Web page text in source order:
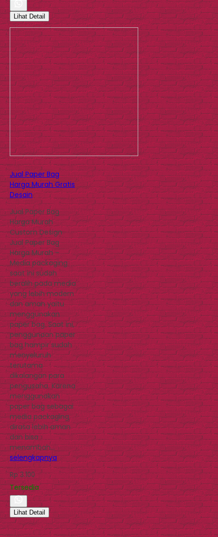
Lihat Detail
Jual Paper Bag
Harga Murah Gratis
Desain
Jual Paper Bag
Harga Murah
Custom Design
Jual Paper Bag
Harga Murah –
Media packaging
saat ini sudah
beralih pada media
yang lebih modern
dan aman yaitu
menggunakan
paper bag. Saat ini,
penggunaan paper
bag hampir sudah
menyeluruh
terutama
dikalangan para
pengusaha. Karena
menggunakan
paper bag sebagai
media packaging
dirasa lebih aman
dan bisa
menambah…
selengkapnya
Rp 3.100
Tersedia
Lihat Detail